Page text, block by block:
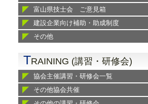
富山県技士会 ご意見箱
建設企業向け補助・助成制度
その他
TRAINING (講習・研修会)
協会主催講習・研修会一覧
その他協会共催